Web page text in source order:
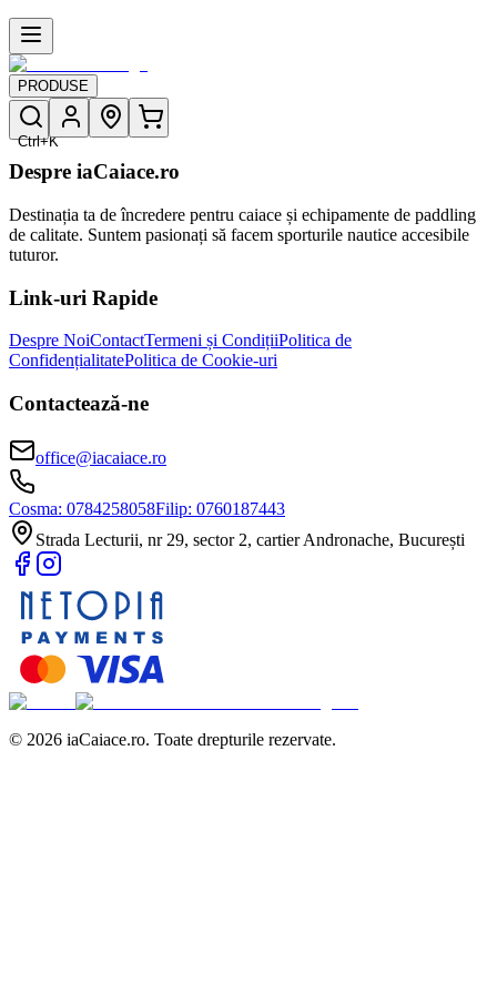
PRODUSE
Ctrl+K
Despre iaCaiace.ro
Destinația ta de încredere pentru caiace și echipamente de paddling
de calitate. Suntem pasionați să facem sporturile nautice accesibile
tuturor.
Link-uri Rapide
Despre NoiContactTermeni și CondițiiPolitica de
ConfidențialitatePolitica de Cookie-uri
Contactează-ne
office@iacaiace.ro
Cosma: 0784258058Filip: 0760187443
Strada Lecturii, nr 29, sector 2, cartier Andronache, București
© 2026 iaCaiace.ro. Toate drepturile rezervate.